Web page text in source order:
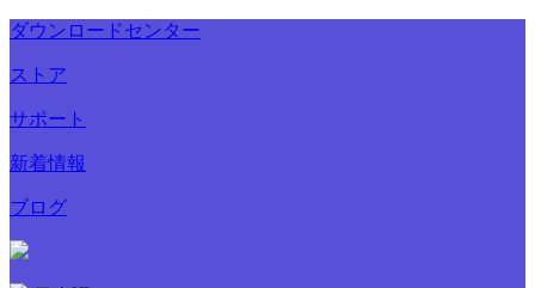
ダウンロードセンター
ストア
サポート
新着情報
ブログ